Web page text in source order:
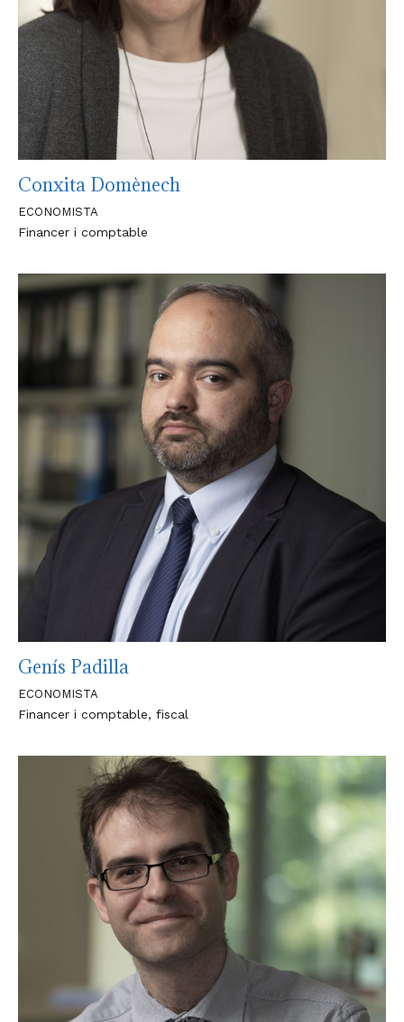
Conxita Domènech
ECONOMISTA
Financer i comptable
Genís Padilla
ECONOMISTA
Financer i comptable, fiscal